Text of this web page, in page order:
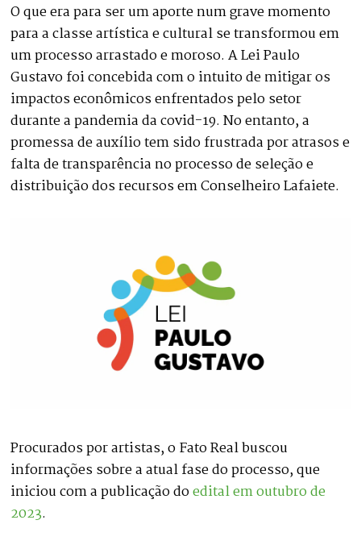
O que era para ser um aporte num grave momento
para a classe artística e cultural se transformou em
um processo arrastado e moroso. A Lei Paulo
Gustavo foi concebida com o intuito de mitigar os
impactos econômicos enfrentados pelo setor
durante a pandemia da covid-19. No entanto, a
promessa de auxílio tem sido frustrada por atrasos e
falta de transparência no processo de seleção e
distribuição dos recursos em Conselheiro Lafaiete.
Procurados por artistas, o Fato Real buscou
informações sobre a atual fase do processo, que
iniciou com a publicação doedital em outubro de
2023.